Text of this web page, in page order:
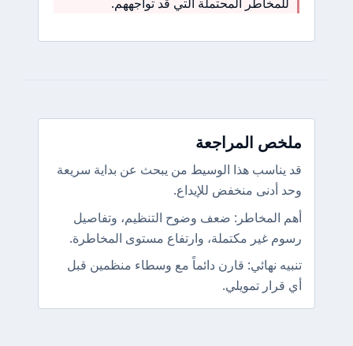
ملخص المراجعة
قد يناسب هذا الوسيط من يبحث عن بداية سريعة
وحد أدنى منخفض للإيداع.
أهم المخاطر: ضعف وضوح التنظيم، وتفاصيل
رسوم غير مكتملة، وارتفاع مستوى المخاطرة.
تنبيه نهائي: قارن دائماً مع وسطاء منظمين قبل
أي قرار تمويلي.